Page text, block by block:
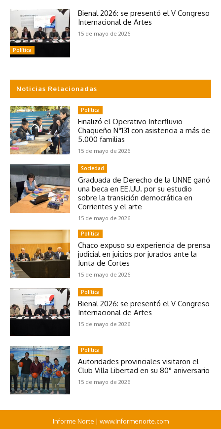
Política
Bienal 2026: se presentó el V Congreso
Internacional de Artes
15 de mayo de 2026
Noticias Relacionadas
Política
Finalizó el Operativo Interfluvio
Chaqueño N°131 con asistencia a más de
5.000 familias
15 de mayo de 2026
Sociedad
Graduada de Derecho de la UNNE ganó
una beca en EE.UU. por su estudio
sobre la transición democrática en
Corrientes y el arte
15 de mayo de 2026
Política
Chaco expuso su experiencia de prensa
judicial en juicios por jurados ante la
Junta de Cortes
15 de mayo de 2026
Política
Bienal 2026: se presentó el V Congreso
Internacional de Artes
15 de mayo de 2026
Política
Autoridades provinciales visitaron el
Club Villa Libertad en su 80° aniversario
15 de mayo de 2026
Informe Norte | www.informenorte.com